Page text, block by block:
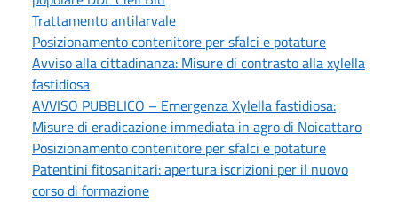
Trattamento antilarvale
Posizionamento contenitore per sfalci e potature
Avviso alla cittadinanza: Misure di contrasto alla xylella
fastidiosa
AVVISO PUBBLICO – Emergenza Xylella fastidiosa:
Misure di eradicazione immediata in agro di Noicattaro
Posizionamento contenitore per sfalci e potature
Patentini fitosanitari: apertura iscrizioni per il nuovo
corso di formazione